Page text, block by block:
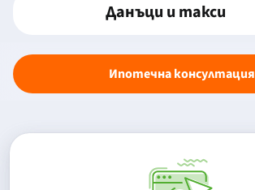
Данъци и такси
Ипотечна консултация